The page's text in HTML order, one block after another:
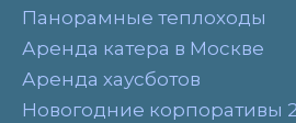
Панорамные теплоходы
Аренда катера в Москве
Аренда хаусботов
Новогодние корпоративы